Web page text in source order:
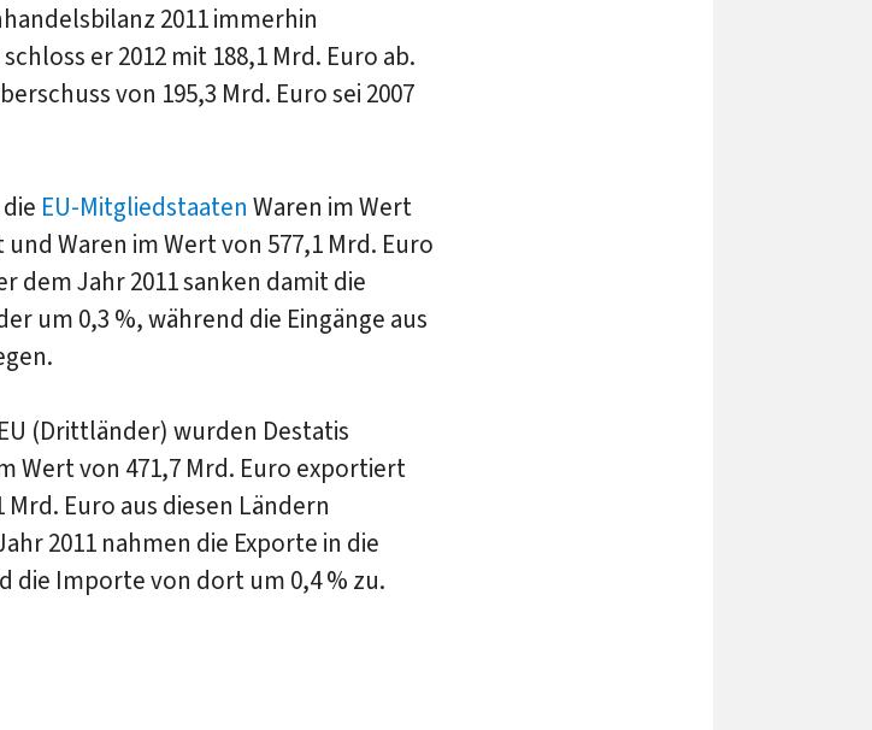
2011 immerhin
er 2012 mit 188,1 Mrd. Euro ab.
von 195,3 Mrd. Euro sei 2007
EU-Mitgliedstaaten Waren im Wert
Waren im Wert von 577,1 Mrd. Euro
dem Jahr 2011 sanken damit die
um 0,3 %, während die Eingänge aus
(Drittländer) wurden Destatis
Wert von 471,7 Mrd. Euro exportiert
Euro aus diesen Ländern
2011 nahmen die Exporte in die
die Importe von dort um 0,4 % zu.